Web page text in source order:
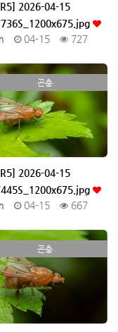
2026-04-15
04-15 727
곤충
2026-04-15
04-15 667
곤충